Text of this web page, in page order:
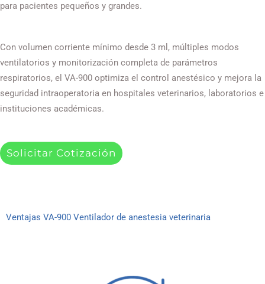
para pacientes pequeños y grandes.
Con volumen corriente mínimo desde 3 ml, múltiples modos
ventilatorios y monitorización completa de parámetros
respiratorios, el VA-900 optimiza el control anestésico y mejora la
seguridad intraoperatoria en hospitales veterinarios, laboratorios e
instituciones académicas.
Solicitar Cotización
Ventajas VA-900 Ventilador de anestesia veterinaria